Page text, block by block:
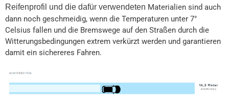
Reifenprofil und die dafür verwendeten Materialien sind auch
dann noch geschmeidig, wenn die Temperaturen unter 7°
Celsius fallen und die Bremswege auf den Straßen durch die
Witterungsbedingungen extrem verkürzt werden und garantieren
damit ein sichereres Fahren.